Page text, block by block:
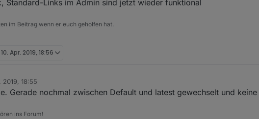
Standard-Links im Admin sind jetzt wieder funktional
im Beitrag wenn er euch geholfen hat.
10. Apr. 2019, 18:56
2019, 18:55
Gerade nochmal zwischen Default und latest gewechselt und
ins Forum!